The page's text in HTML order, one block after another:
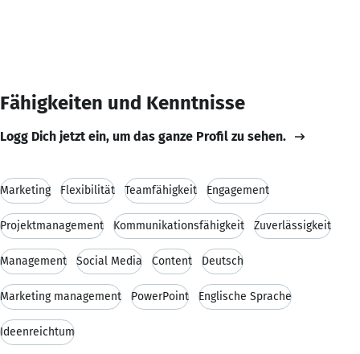
Fähigkeiten und Kenntnisse
Logg Dich jetzt ein, um das ganze Profil zu sehen.
Marketing Flexibilität Teamfähigkeit Engagement
Projektmanagement Kommunikationsfähigkeit Zuverlässigkeit
Management Social Media Content Deutsch
Marketing management PowerPoint Englische Sprache
Ideenreichtum